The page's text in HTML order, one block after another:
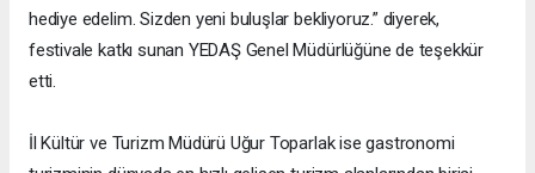
hediye edelim. Sizden yeni buluşlar bekliyoruz.” diyerek,
festivale katkı sunan YEDAŞ Genel Müdürlüğüne de teşekkür
etti.
İl Kültür ve Turizm Müdürü Uğur Toparlak ise gastronomi